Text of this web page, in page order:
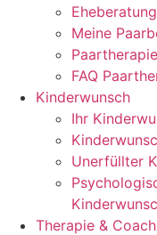
Meine
FAQ
Kinderwunsch
Ihr
Unerfüllter
Therapie &